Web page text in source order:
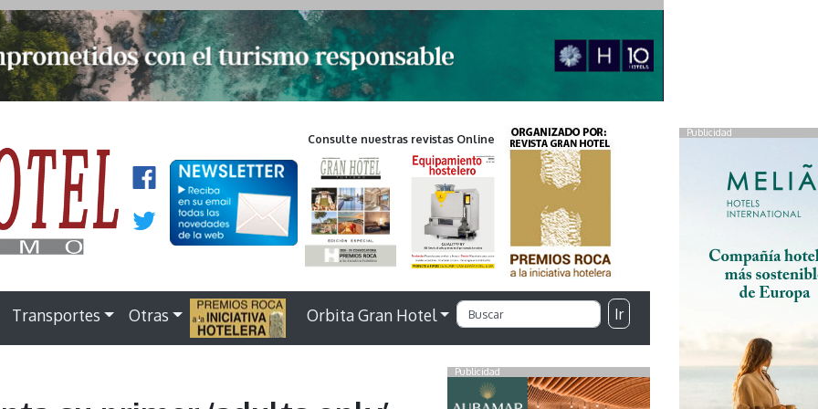
Publicidad
Consulte nuestras revistas Online
Transportes Otras . Orbita Gran Hotel Ir
Publicidad